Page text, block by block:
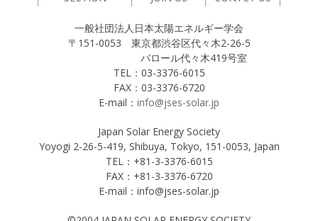
一般社団法人日本太陽エネルギー学会
〒151-0053 東京都渋谷区代々木2-26-5
バロール代々木419号室
TEL：03-3376-6015
FAX：03-3376-6720
E-mail： info@jses-solar.jp
Japan Solar Energy Society
Yoyogi 2-26-5-419, Shibuya, Tokyo, 151-0053, Japan
TEL：+81-3-3376-6015
FAX：+81-3-3376-6720
E-mail：info@jses-solar.jp